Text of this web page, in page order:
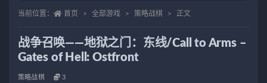
当前位置： 首页 全部游戏 策略战棋 正文
战争召唤——地狱之门：东线/Call to Arms –
Gates of Hell: Ostfront
策略战棋 3